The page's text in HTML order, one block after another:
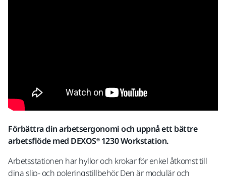
Förbättra din arbetsergonomi och uppnå ett bättre
arbetsflöde med DEXOS® 1230 Workstation.
Arbetsstationen har hyllor och krokar för enkel åtkomst till
dina slip- och poleringstillbehör. Den är modulär och